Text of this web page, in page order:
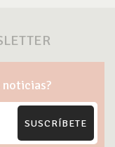
SUSCRÍBETE